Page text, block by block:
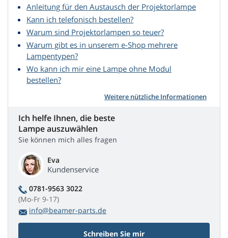
Anleitung für den Austausch der Projektorlampe
Kann ich telefonisch bestellen?
Warum sind Projektorlampen so teuer?
Warum gibt es in unserem e-Shop mehrere
Lampentypen?
Wo kann ich mir eine Lampe ohne Modul
bestellen?
Weitere nützliche Informationen
Ich helfe Ihnen, die beste
Lampe auszuwählen
Sie können mich alles fragen
Eva
Kundenservice
0781-9563 3022
(Mo-Fr 9-17)
info@beamer-parts.de
Schreiben Sie mir